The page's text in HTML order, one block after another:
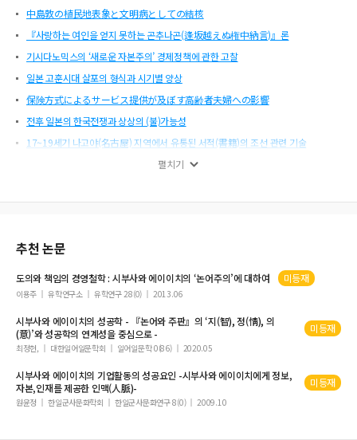
中島敦の植民地表象と文明病としての結核
『사랑하는 여인을 얻지 못하는 곤추나곤(逢坂越えぬ権中納言)』론
기시다노믹스의 ‘새로운 자본주의’ 경제정책에 관한 고찰
일본 고훈시대 살포의 형식과 시기별 양상
保険方式によるサービス提供が及ぼす高齢者夫婦への影響
전후 일본의 한국전쟁과 상상의 (불)가능성
17~19세기 나고야(名古屋) 지역에서 유통된 서적(書籍)의 조선 관련 기술
일본 아동용 대중문화의 사실주의적 기계 묘사
雑誌『変態心理』における｢心霊問題｣の考察
텍스트 데이터 분석을 통해 본 한국인의 콘텐츠 투어리즘 소비
잡지 『변태심리(変態心理)』에 나타난 사회적 담론
펼치기
추천 논문
도의와 책임의 경영철학 : 시부사와에이이치의 ‘논어주의’에 대하여 미등재
이용주 유학연구소 유학연구 28(0) 2013.06
시부사와에이이치의 성공학 - 『논어와 주판』의 ‘지(智), 정(情), 의
(意)’와 성공학의 연계성을 중심으로 -
미등재
최정헌, 대한일어일문학회 일어일문학 0(86) 2020.05
시부사와에이이치의 기업활동의 성공요인 -시부사와에이이치에게 정보,
자본,인재를 제공한 인맥(人脈)-
미등재
원윤정 한일군사문화학회 한일군사문화연구 8(0) 2009.10